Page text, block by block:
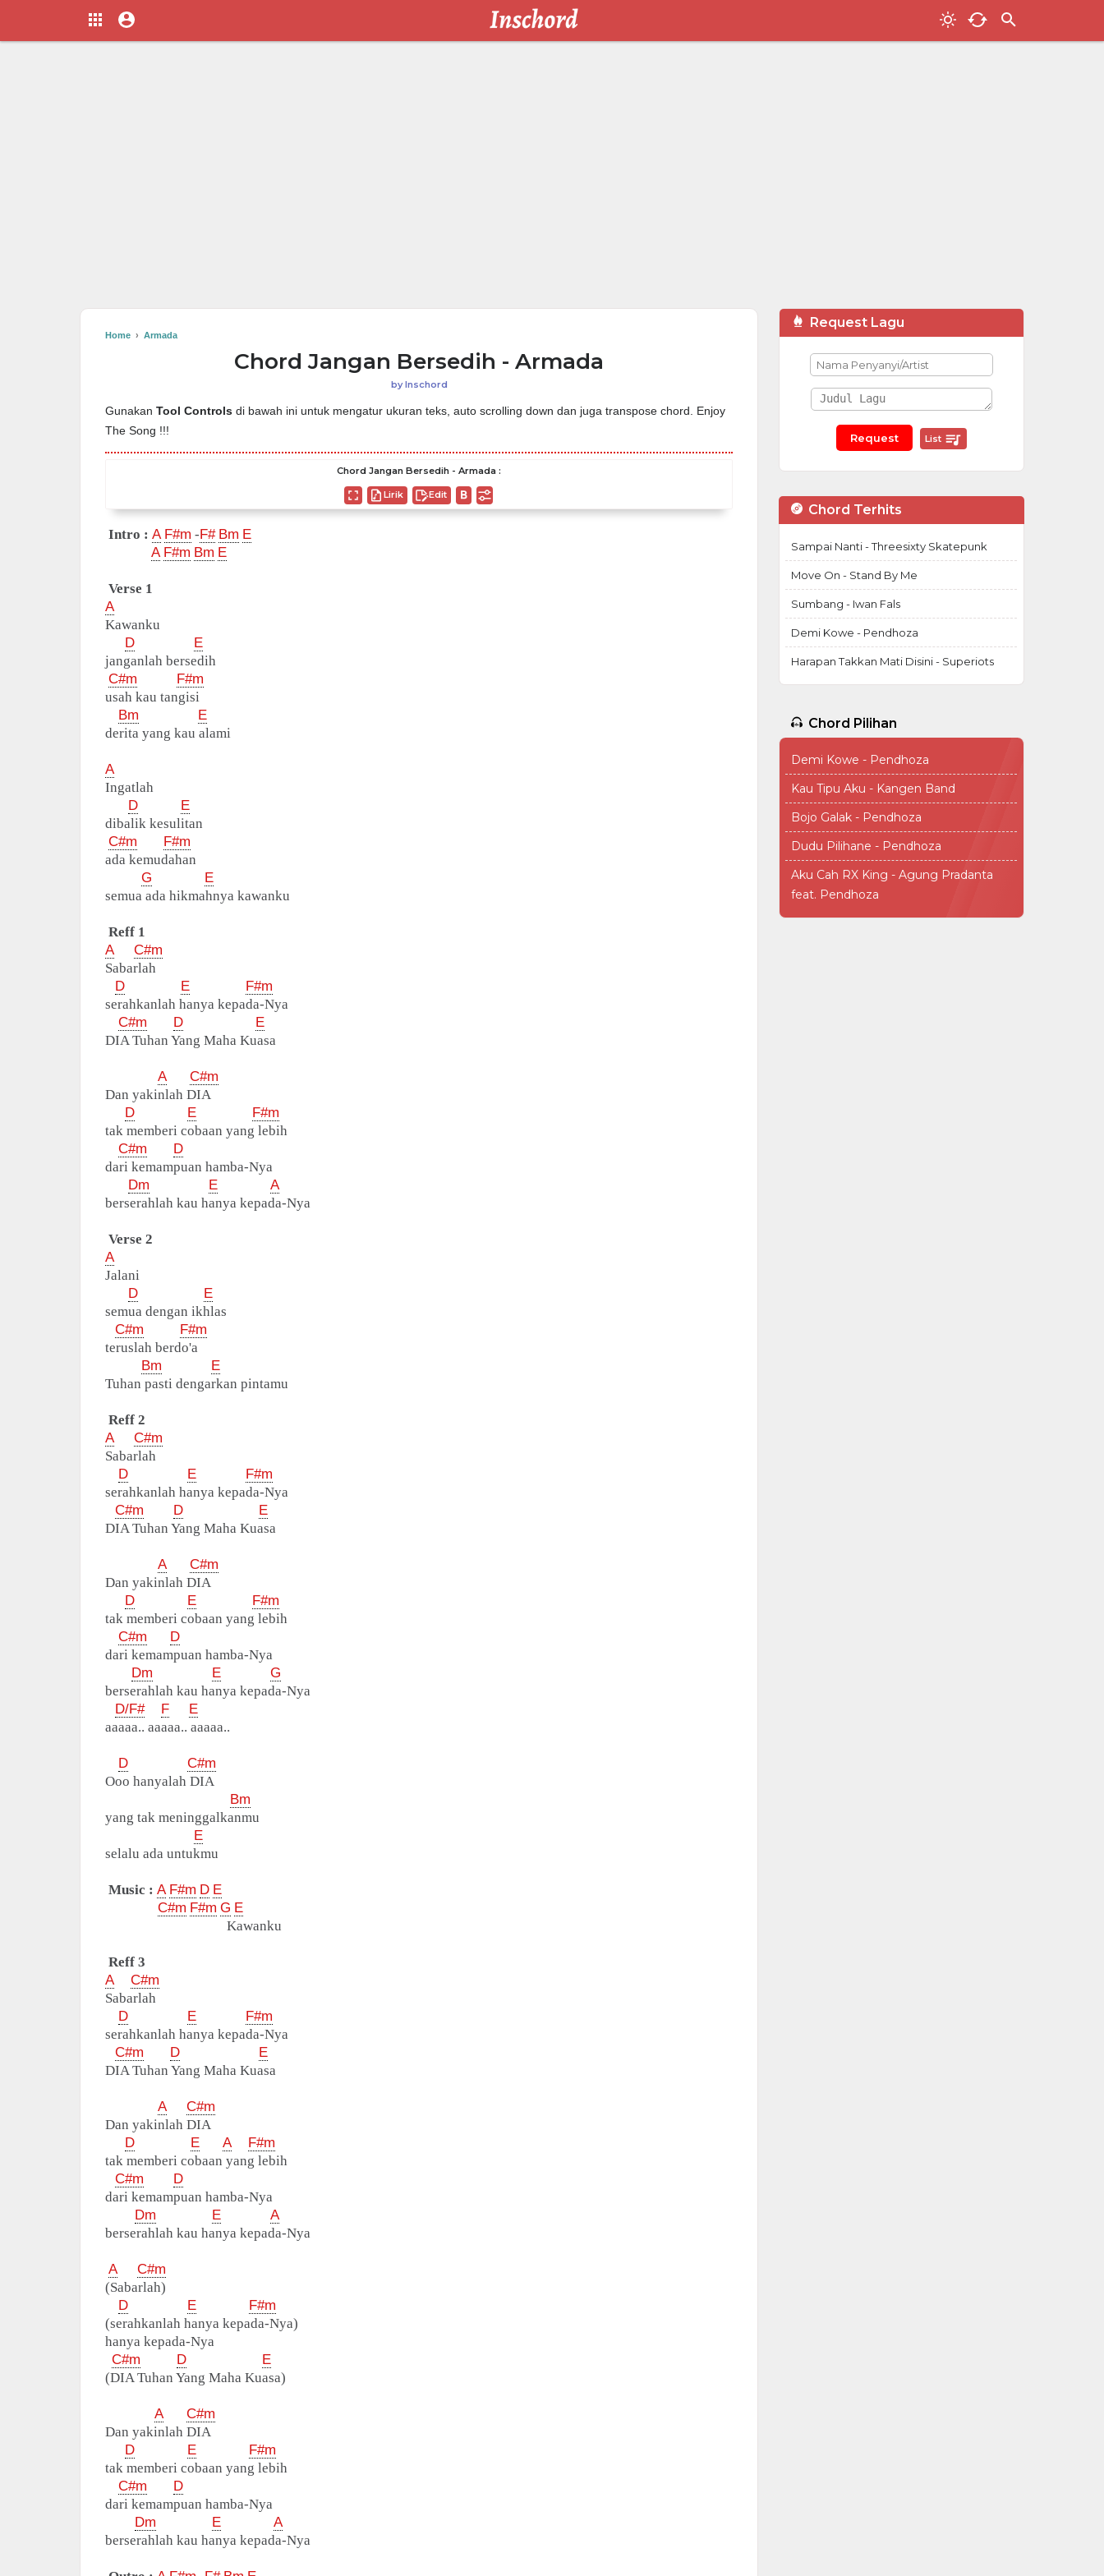
Home › Armada
Chord Jangan Bersedih - Armada
byInschord
Gunakan Tool Controls di bawah ini untuk mengatur ukuran teks, auto scrolling down dan juga transpose chord. Enjoy
The Song !!!
Chord Jangan Bersedih - Armada :
Lirik Edit
Intro : A F#m -F# Bm E
A F#m Bm E
Verse 1
A
Kawanku
D
E
janganlah bersedih
C#m
F#m
usah kau tangisi
Bm
E
derita yang kau alami
A
Ingatlah
D
E
dibalik kesulitan
C#m
F#m
ada kemudahan
G
E
semua ada hikmahnya kawanku
Reff 1
A
C#m
Sabarlah
D
E
F#m
serahkanlah hanya kepada-Nya
C#m
D
E
DIA Tuhan Yang Maha Kuasa
A
C#m
Dan yakinlah DIA
D
E
F#m
tak memberi cobaan yang lebih
C#m
D
dari kemampuan hamba-Nya
Dm
E
A
berserahlah kau hanya kepada-Nya
Verse 2
A
Jalani
D
E
semua dengan ikhlas
C#m
F#m
teruslah berdo'a
Bm
E
Tuhan pasti dengarkan pintamu
Reff 2
A
C#m
Sabarlah
D
E
F#m
serahkanlah hanya kepada-Nya
C#m
D
E
DIA Tuhan Yang Maha Kuasa
A
C#m
Dan yakinlah DIA
D
E
F#m
tak memberi cobaan yang lebih
C#m
D
dari kemampuan hamba-Nya
Dm
E
G
berserahlah kau hanya kepada-Nya
D/F#
F
E
aaaaa.. aaaaa.. aaaaa..
D
C#m
Ooo hanyalah DIA
Bm
yang tak meninggalkanmu
E
selalu ada untukmu
Music : A F#m D E
C#m F#m G E
Kawanku
Reff 3
A
C#m
Sabarlah
D
E
F#m
serahkanlah hanya kepada-Nya
C#m
D
E
DIA Tuhan Yang Maha Kuasa
A
C#m
Dan yakinlah DIA
D
E A
F#m
tak memberi cobaan yang lebih
C#m
D
dari kemampuan hamba-Nya
Dm
E
A
berserahlah kau hanya kepada-Nya
A
C#m
(Sabarlah)
D
E
F#m
(serahkanlah hanya kepada-Nya)
hanya kepada-Nya
C#m
D
E
(DIA Tuhan Yang Maha Kuasa)
A
C#m
Dan yakinlah DIA
D
E
F#m
tak memberi cobaan yang lebih
C#m
D
dari kemampuan hamba-Nya
Dm
E
A
berserahlah kau hanya kepada-Nya
Request Lagu
List
Chord Terhits
Sampai Nanti - Threesixty Skatepunk
Move On - Stand By Me
Sumbang - Iwan Fals
Demi Kowe - Pendhoza
Harapan Takkan Mati Disini - Superiots
Chord Pilihan
Demi Kowe - Pendhoza
Kau Tipu Aku - Kangen Band
Bojo Galak - Pendhoza
Dudu Pilihane - Pendhoza
Aku Cah RX King - Agung Pradanta
feat. Pendhoza